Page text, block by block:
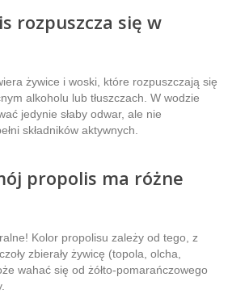
rozpuszcza się w
żywice i woski, które rozpuszczają się
alkoholu lub tłuszczach. W wodzie
jedynie słaby odwar, ale nie
składników aktywnych.
propolis ma różne
Kolor propolisu zależy od tego, z
zbierały żywicę (topola, olcha,
wahać się od żółto-pomarańczowego